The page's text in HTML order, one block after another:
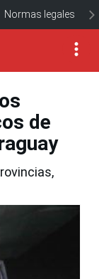
Normas legales
de